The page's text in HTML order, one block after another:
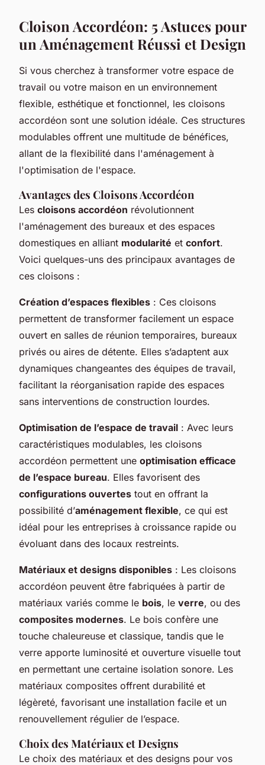
Cloison Accordéon: 5 Astuces pour
un Aménagement Réussi et Design
Si vous cherchez à transformer votre espace de
travail ou votre maison en un environnement
flexible, esthétique et fonctionnel, les cloisons
accordéon sont une solution idéale. Ces structures
modulables offrent une multitude de bénéfices,
allant de la flexibilité dans l'aménagement à
l'optimisation de l'espace.
Avantages des Cloisons Accordéon
Les cloisons accordéon révolutionnent
l'aménagement des bureaux et des espaces
domestiques en alliant modularité et confort.
Voici quelques-uns des principaux avantages de
ces cloisons :
Création d’espaces flexibles : Ces cloisons
permettent de transformer facilement un espace
ouvert en salles de réunion temporaires, bureaux
privés ou aires de détente. Elles s’adaptent aux
dynamiques changeantes des équipes de travail,
facilitant la réorganisation rapide des espaces
sans interventions de construction lourdes.
Optimisation de l’espace de travail : Avec leurs
caractéristiques modulables, les cloisons
accordéon permettent une optimisation efficace
de l’espace bureau. Elles favorisent des
configurations ouvertes tout en offrant la
possibilité d’aménagement flexible, ce qui est
idéal pour les entreprises à croissance rapide ou
évoluant dans des locaux restreints.
Matériaux et designs disponibles : Les cloisons
accordéon peuvent être fabriquées à partir de
matériaux variés comme le bois, le verre, ou des
composites modernes. Le bois confère une
touche chaleureuse et classique, tandis que le
verre apporte luminosité et ouverture visuelle tout
en permettant une certaine isolation sonore. Les
matériaux composites offrent durabilité et
légèreté, favorisant une installation facile et un
renouvellement régulier de l’espace.
Choix des Matériaux et Designs
Le choix des matériaux et des designs pour vos